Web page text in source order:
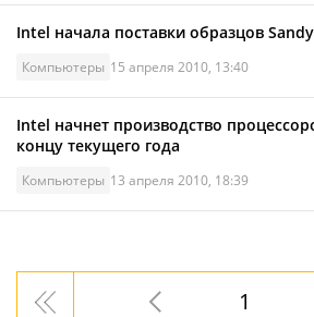
Intel начала поставки образцов
Компьютеры 15 апреля 2010, 13:40
Intel начнет производство
концу текущего года
Компьютеры 13 апреля 2010, 18:39
1